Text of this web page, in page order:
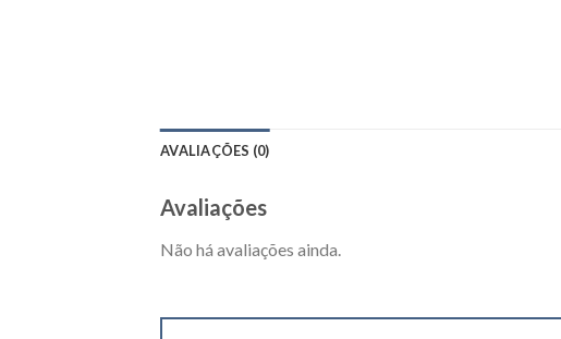
AVALIAÇÕES (0)
Avaliações
Não há avaliações ainda.